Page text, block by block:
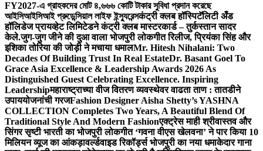
FY2027-এ গ্রাহকদের মোট ৪,৬৬৬ কোটি টাকার সুবিধা প্রদান করেছে
আইসিআইসিআই প্রুডেন্সিয়াল লাইফ ইন্স্যুরেন্সकंट्री क्लब हॉस्पिटॅलिटी अँड
हॉलिडेज प्रायव्हेट लिमिटेडने कंट्री क्लब मास्टरकार्ड – तुर्कस्तान सादर
केले.जुग-जुग जीने की दुआ वाला भोजपुरी लोकगीत रिलीज, प्रियंका सिंह और
इशिका तोरिया की जोड़ी ने मचाया धमालMr. Hitesh Nihalani: Two
Decades Of Building Trust In Real EstateDr. Basant Goel To
Grace Asia Excellence & Leadership Awards 2026 As
Distinguished Guest Celebrating Excellence. Inspiring
Leadershipमहाराष्ट्राच्या वीज वितरण व्यवस्थेवर वाढता ताण : तातडीने
उपाययोजनांची गरजFashion Designer Aisha Shetty’s YASHNA
COLLECTION Completes Two Years, A Beautiful Blend Of
Traditional Style And Modern Fashionएक्ट्रेस माही श्रीवास्तव और
सिंगर सृष्टी भारती का भोजपुरी लोकगीत ‘गवना वीएस खेलवना’ ने पार किया 10
मिलियन व्यूज का आंकड़ावर्ल्डवाइड रिकॉर्ड्स भोजपुरी का नया धमाकेदार गाना